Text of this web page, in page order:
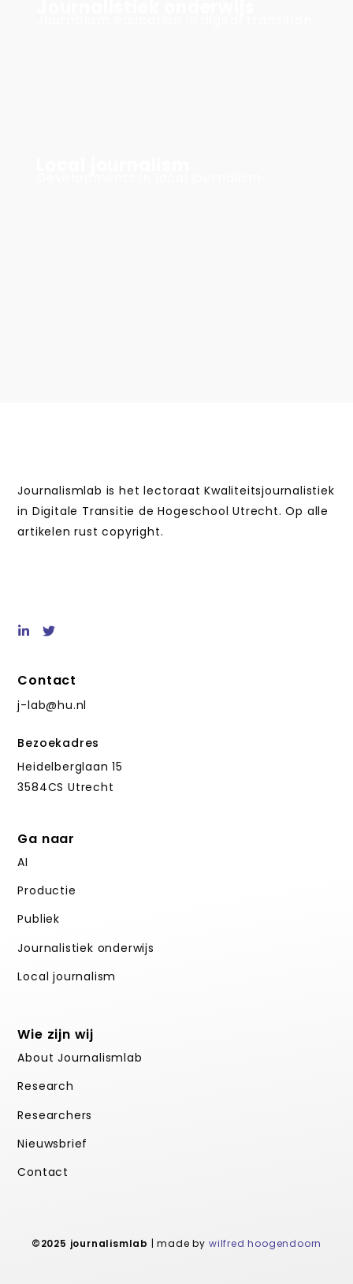
Journalismlab is het lectoraat Kwaliteitsjournalistiek
in Digitale Transitie de Hogeschool Utrecht. Op alle
artikelen rust copyright.
Contact
j-lab@hu.nl
Bezoekadres
Heidelberglaan 15
3584CS Utrecht
Ga naar
AI
Productie
Publiek
Journalistiek onderwijs
Local journalism
Wie zijn wij
About Journalismlab
Research
Researchers
Nieuwsbrief
Contact
©2025 journalismlab | made by wilfred hoogendoorn